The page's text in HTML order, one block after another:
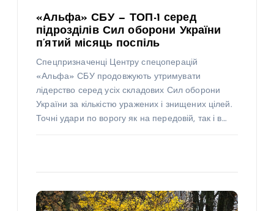
«Альфа» СБУ — ТОП-1 серед
підрозділів Сил оборони України
п’ятий місяць поспіль
Спецпризначенці Центру спецоперацій
«Альфа» СБУ продовжують утримувати
лідерство серед усіх складових Сил оборони
України за кількістю уражених і знищених цілей.
Точні удари по ворогу як на передовій, так і в…